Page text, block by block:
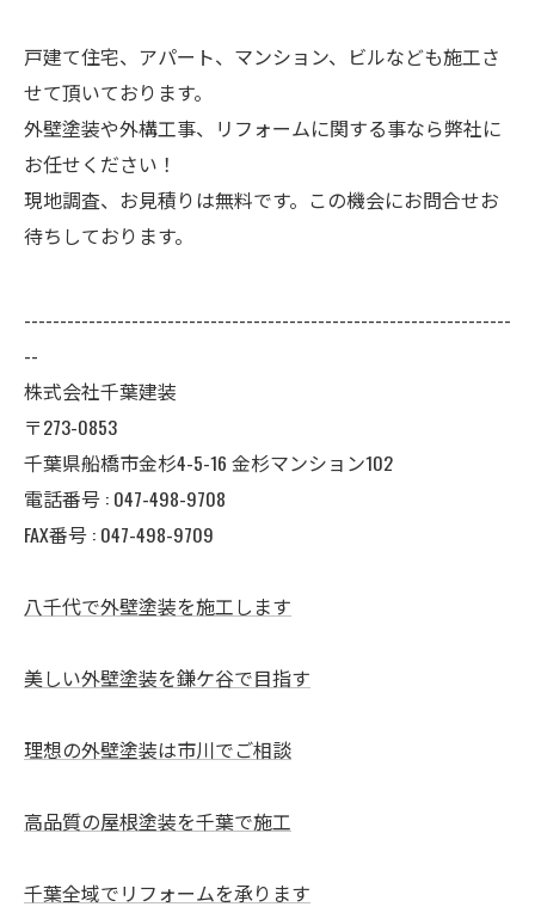
戸建て住宅、アパート、マンション、ビルなども施工さ
せて頂いております。
外壁塗装や外構工事、リフォームに関する事なら弊社に
お任せください！
現地調査、お見積りは無料です。この機会にお問合せお
待ちしております。
--------------------------------------------------------------------
--
株式会社千葉建装
〒273-0853
千葉県船橋市金杉4-5-16 金杉マンション102
電話番号 : 047-498-9708
FAX番号 : 047-498-9709
八千代で外壁塗装を施工します
美しい外壁塗装を鎌ケ谷で目指す
理想の外壁塗装は市川でご相談
高品質の屋根塗装を千葉で施工
千葉全域でリフォームを承ります